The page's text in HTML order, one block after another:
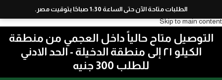
Skip to navigation
Skip to main content
التوصيل متاح حالياً داخل العجمي من منطقة
الكيلو ٢١ إلى منطقة الدخيلة - الحد الادني
للطلب 300 جنيه
الطلبات متاحة الآن حتى الساعة 1:30 صباحًا بتوقيت مصر.